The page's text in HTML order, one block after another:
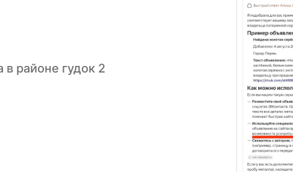
в районе гудок 2